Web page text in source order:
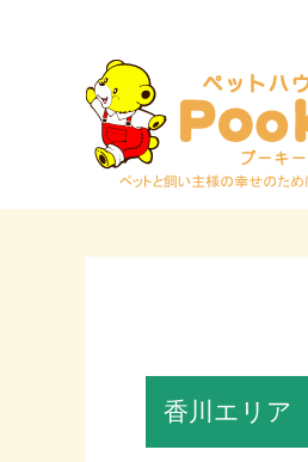
香川エリア